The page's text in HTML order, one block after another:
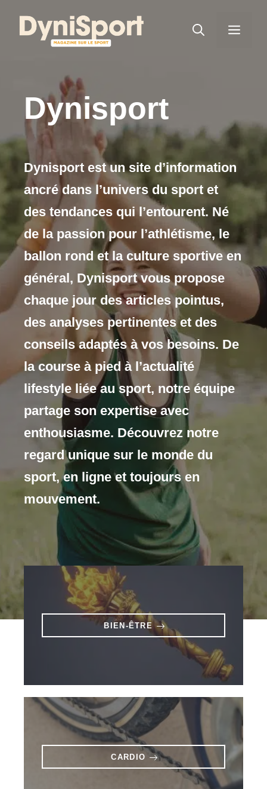
Dynisport
Dynisport est un site d’information
ancré dans l’univers du sport et
des tendances qui l’entourent. Né
de la passion pour l’athlétisme, le
ballon rond et la culture sportive en
général, Dynisport vous propose
chaque jour des articles pointus,
des analyses pertinentes et des
conseils adaptés à vos besoins. De
la course à pied à l’actualité
lifestyle liée au sport, notre équipe
partage son expertise avec
enthousiasme. Découvrez notre
regard unique sur le monde du
sport, en ligne et toujours en
mouvement.
BIEN-ÊTRE
CARDIO